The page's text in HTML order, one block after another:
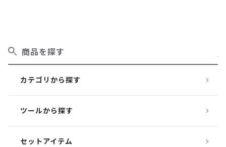
商品を探す
カテゴリから探す
ツールから探す
セットアイテム